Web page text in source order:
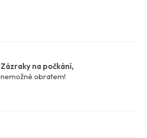
Zázraky na počkání,
nemožné obratem!